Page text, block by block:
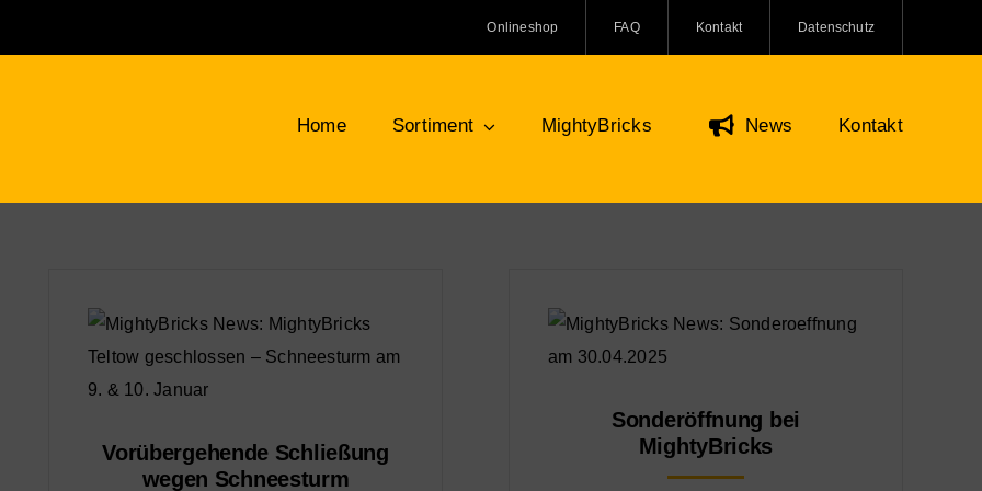
Onlineshop FAQ Kontakt Datenschutz
Home Sortiment
Berge, Felsen und Büsche Tiere und Kreaturen
MightyBricks News Kontakt
Vorübergehende Schließung
wegen Schneesturm
Sonderöffnung bei
MightyBricks